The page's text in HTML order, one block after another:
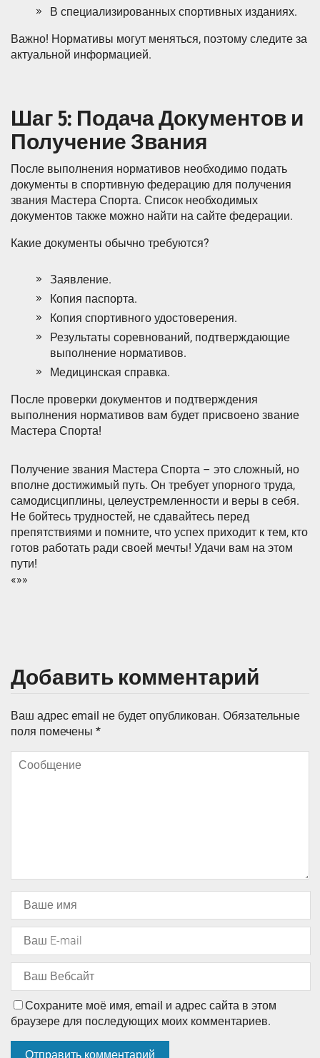
В специализированных спортивных изданиях.
Важно! Нормативы могут меняться, поэтому следите за
актуальной информацией.
Шаг 5: Подача Документов и
Получение Звания
После выполнения нормативов необходимо подать
документы в спортивную федерацию для получения
звания Мастера Спорта. Список необходимых
документов также можно найти на сайте федерации.
Какие документы обычно требуются?
Заявление.
Копия паспорта.
Копия спортивного удостоверения.
Результаты соревнований, подтверждающие
выполнение нормативов.
Медицинская справка.
После проверки документов и подтверждения
выполнения нормативов вам будет присвоено звание
Мастера Спорта!
Получение звания Мастера Спорта – это сложный, но
вполне достижимый путь. Он требует упорного труда,
самодисциплины, целеустремленности и веры в себя.
Не бойтесь трудностей, не сдавайтесь перед
препятствиями и помните, что успех приходит к тем, кто
готов работать ради своей мечты! Удачи вам на этом
пути!
«»»
Добавить комментарий
Ваш адрес email не будет опубликован. Обязательные
поля помечены *
Сохраните моё имя, email и адрес сайта в этом
браузере для последующих моих комментариев.